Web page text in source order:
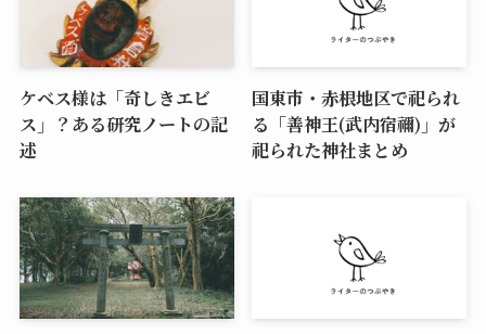
ケベス様は「奇しきエビ
ス」？ある研究ノートの記
述
国東市・赤根地区で祀られ
る「善神王(武内宿禰)」が
祀られた神社まとめ